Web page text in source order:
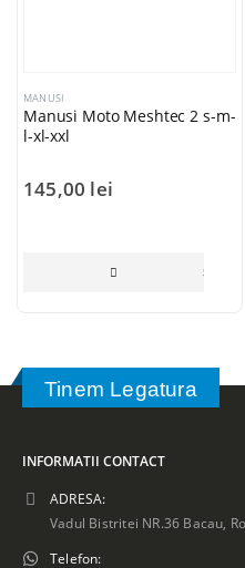
MANUSI
Manusi Moto Meshtec 2 s-m-
l-xl-xxl
145,00lei
Tinem Legatura
INFORMATII CONTACT
ADRESA:
Vadul Bistritei NR.36 Bacau,
Telefon: